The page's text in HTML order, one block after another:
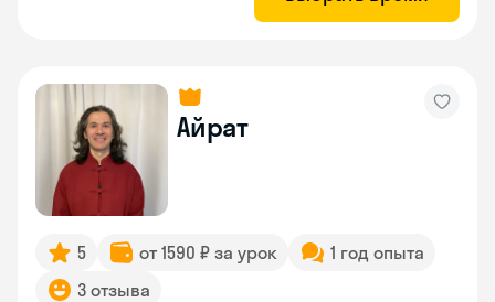
Айрат
5 от 1590 ₽ за урок
1 год опыта
3 отзыва